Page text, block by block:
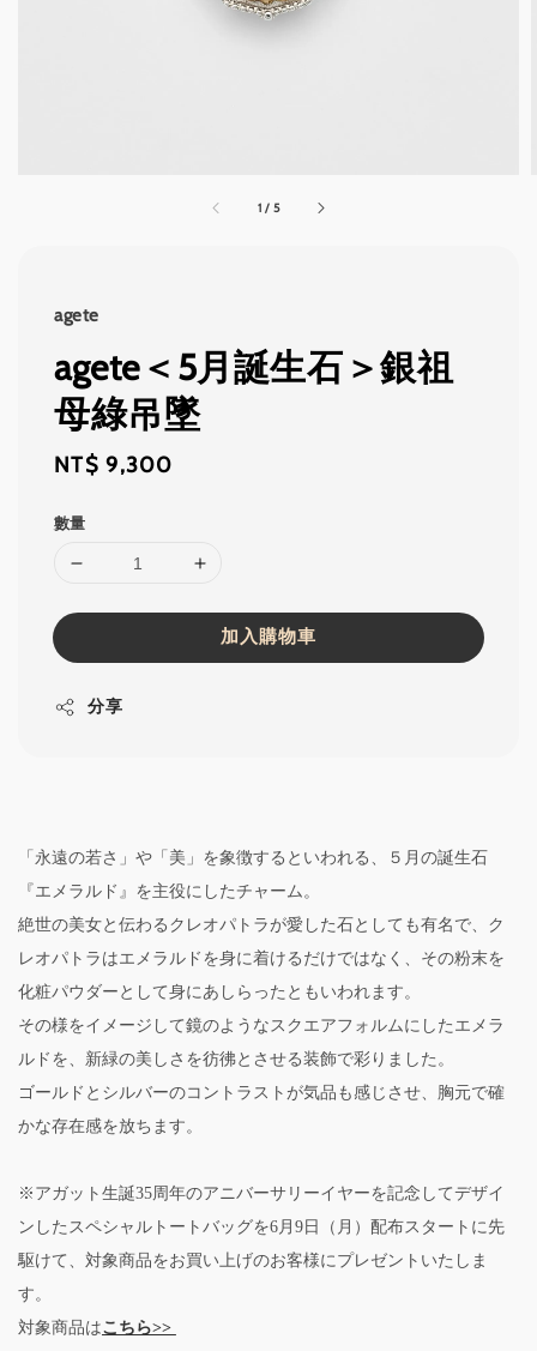
1 / 5
agete
agete＜5月誕生石＞銀祖
母綠吊墜
Regular
NT$ 9,300
數量
加入購物車
分享
「永遠の若さ」や「美」を象徴するといわれる、５月の誕生石
『エメラルド』を主役にしたチャーム。
絶世の美女と伝わるクレオパトラが愛した石としても有名で、ク
レオパトラはエメラルドを身に着けるだけではなく、その粉末を
化粧パウダーとして身にあしらったともいわれます。
その様をイメージして鏡のようなスクエアフォルムにしたエメラ
ルドを、新緑の美しさを彷彿とさせる装飾で彩りました。
ゴールドとシルバーのコントラストが気品も感じさせ、胸元で確
かな存在感を放ちます。
※アガット生誕35周年のアニバーサリーイヤーを記念してデザイ
ンしたスペシャルトートバッグを6月9日（月）配布スタートに先
駆けて、対象商品をお買い上げのお客様にプレゼントいたしま
す。
対象商品はこちら>>